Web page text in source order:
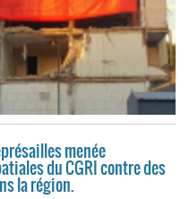
menée
du CGRI contre des
la région.